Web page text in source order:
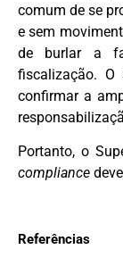
comum de se
e sem
de burlar a
fiscalização. O
confirmar a
Portanto, o
compliance
Referências